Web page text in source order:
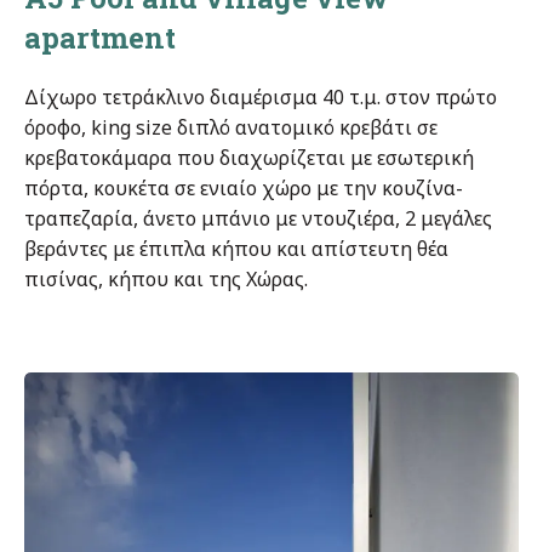
apartment
Δίχωρο τετράκλινο διαμέρισμα 40 τ.μ. στον πρώτο
όροφο, king size διπλό ανατομικό κρεβάτι σε
κρεβατοκάμαρα που διαχωρίζεται με εσωτερική
πόρτα, κουκέτα σε ενιαίο χώρο με την κουζίνα-
τραπεζαρία, άνετο μπάνιο με ντουζιέρα, 2 μεγάλες
βεράντες με έπιπλα κήπου και απίστευτη θέα
πισίνας, κήπου και της Χώρας.